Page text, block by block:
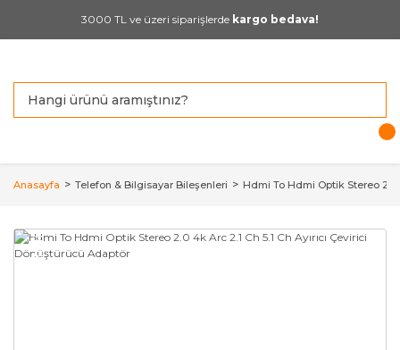
3000 TL ve üzeri siparişlerde kargo bedava!
Anasayfa Telefon & Bilgisayar Bileşenleri Hdmi To Hdmi Optik Stereo 2.0
YENİ